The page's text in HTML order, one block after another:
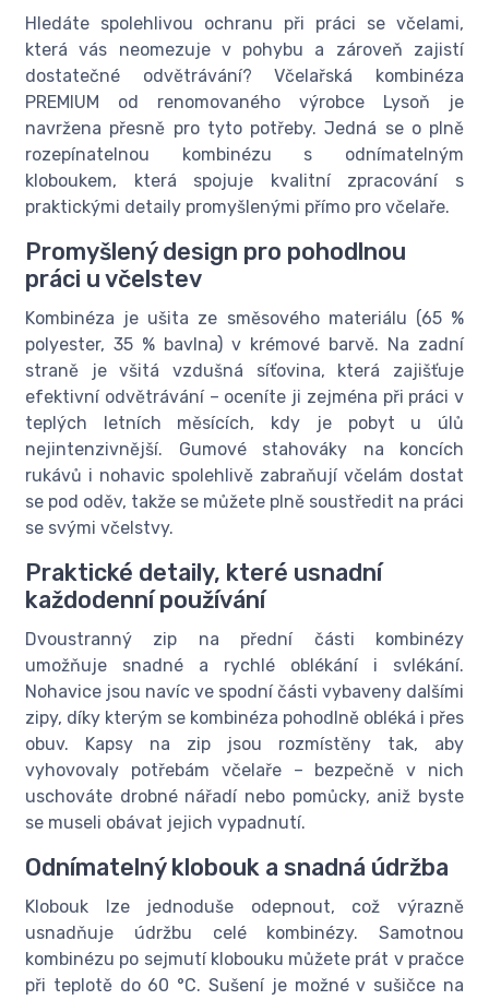
Hledáte spolehlivou ochranu při práci se včelami,
která vás neomezuje v pohybu a zároveň zajistí
dostatečné odvětrávání? Včelařská kombinéza
PREMIUM od renomovaného výrobce Lysoň je
navržena přesně pro tyto potřeby. Jedná se o plně
rozepínatelnou kombinézu s odnímatelným
kloboukem, která spojuje kvalitní zpracování s
praktickými detaily promyšlenými přímo pro včelaře.
Promyšlený design pro pohodlnou
práci u včelstev
Kombinéza je ušita ze směsového materiálu (65 %
polyester, 35 % bavlna) v krémové barvě. Na zadní
straně je všitá vzdušná síťovina, která zajišťuje
efektivní odvětrávání – oceníte ji zejména při práci v
teplých letních měsících, kdy je pobyt u úlů
nejintenzivnější. Gumové stahováky na koncích
rukávů i nohavic spolehlivě zabraňují včelám dostat
se pod oděv, takže se můžete plně soustředit na práci
se svými včelstvy.
Praktické detaily, které usnadní
každodenní používání
Dvoustranný zip na přední části kombinézy
umožňuje snadné a rychlé oblékání i svlékání.
Nohavice jsou navíc ve spodní části vybaveny dalšími
zipy, díky kterým se kombinéza pohodlně obléká i přes
obuv. Kapsy na zip jsou rozmístěny tak, aby
vyhovovaly potřebám včelaře – bezpečně v nich
uschováte drobné nářadí nebo pomůcky, aniž byste
se museli obávat jejich vypadnutí.
Odnímatelný klobouk a snadná údržba
Klobouk lze jednoduše odepnout, což výrazně
usnadňuje údržbu celé kombinézy. Samotnou
kombinézu po sejmutí klobouku můžete prát v pračce
při teplotě do 60 °C. Sušení je možné v sušičce na